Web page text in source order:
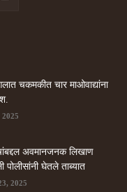
चकमकीत चार माओवाद्यांना
2025
अवमानजनक लिखाण
पोलीसांनी घेतले ताब्यात
2025